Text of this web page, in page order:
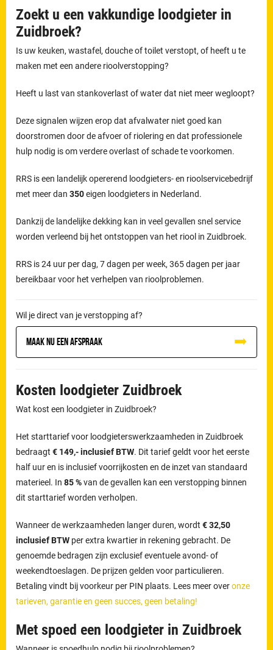
Zoekt u een vakkundige loodgieter in
Zuidbroek?
Is uw keuken, wastafel, douche of toilet verstopt, of heeft u te
maken met een andere rioolverstopping?
Heeft u last van stankoverlast of water dat niet meer wegloopt?
Deze signalen wijzen erop dat afvalwater niet goed kan
doorstromen door de afvoer of riolering en dat professionele
hulp nodig is om verdere overlast of schade te voorkomen.
RRS is een landelijk opererend loodgieters- en rioolservicebedrijf
met meer dan350eigen loodgieters in Nederland.
Dankzij de landelijke dekking kan in veel gevallen snel service
worden verleend bij het ontstoppen van het riool in Zuidbroek.
RRS is 24 uur per dag, 7 dagen per week, 365 dagen per jaar
bereikbaar voor het verhelpen van rioolproblemen.
Wil je direct van je verstopping af?
Maak nu een afspraak
Kosten loodgieter Zuidbroek
Wat kost een loodgieter in Zuidbroek?
Het starttarief voor loodgieterswerkzaamheden in Zuidbroek
bedraagt€ 149,- inclusief BTW. Dit tarief geldt voor het eerste
half uur en is inclusief voorrijkosten en de inzet van standaard
materieel. In85 %van de gevallen kan een verstopping binnen
dit starttarief worden verholpen.
Wanneer de werkzaamheden langer duren, wordt€ 32,50
inclusief BTW per extra kwartier in rekening gebracht. De
genoemde bedragen zijn exclusief eventuele avond- of
weekendtoeslagen. De prijzen gelden voor particulieren.
Betaling vindt bij voorkeur per PIN plaats. Lees meer overonze
tarieven, garantie en geen succes, geen betaling!
Met spoed een loodgieter in Zuidbroek